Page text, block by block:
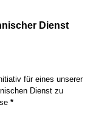
Dienst
für eines unserer
Dienst zu
*